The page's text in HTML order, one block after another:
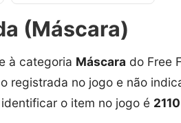
(Máscara)
à categoria Máscara do Free
registrada no jogo e não
o item no jogo é